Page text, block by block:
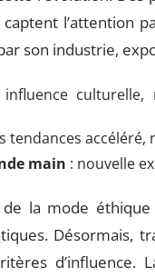
l’attention
son industrie,
culturelle,
tendances
main : nouvelle
la mode
Désormais,